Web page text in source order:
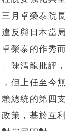
月卓榮泰院長
反與日本當局
榮泰的作秀而
陳清龍批評，
但上任至今無
總統的第四支
策，基於互利